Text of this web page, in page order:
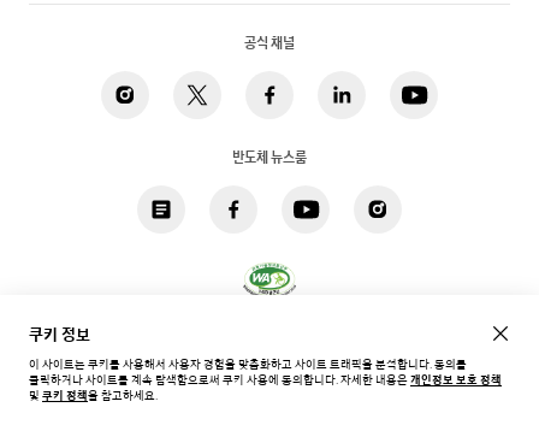
공식 채널
반도체 뉴스룸
한국 / 한국어
쿠키 정보
이 사이트는 쿠키를 사용해서 사용자 경험을 맞춤화하고 사이트 트래픽을 분석합니다. 동의를
클릭하거나 사이트를 계속 탐색함으로써 쿠키 사용에 동의합니다.자세한 내용은개인정보 보호 정책
및 쿠키 정책을 참고하세요.